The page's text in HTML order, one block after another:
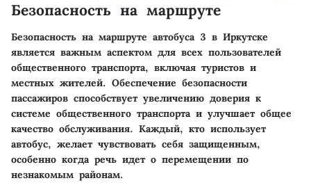
Безопасность на маршруте
Безопасность на маршруте автобуса 3 в Иркутске
является важным аспектом для всех пользователей
общественного транспорта, включая туристов и
местных жителей. Обеспечение безопасности
пассажиров способствует увеличению доверия к
системе общественного транспорта и улучшает общее
качество обслуживания. Каждый, кто использует
автобус, желает чувствовать себя защищенным,
особенно когда речь идет о перемещении по
незнакомым районам.